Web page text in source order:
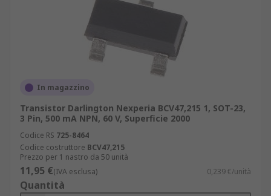
In magazzino
Transistor Darlington Nexperia BCV47,215 1, SOT-23,
3 Pin, 500 mA NPN, 60 V, Superficie 2000
Codice RS 725-8464
Codice costruttore BCV47,215
Prezzo per 1 nastro da 50 unità
11,95 €(IVA esclusa) 0,239 €/unità
Quantità